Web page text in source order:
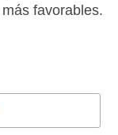
favorables.